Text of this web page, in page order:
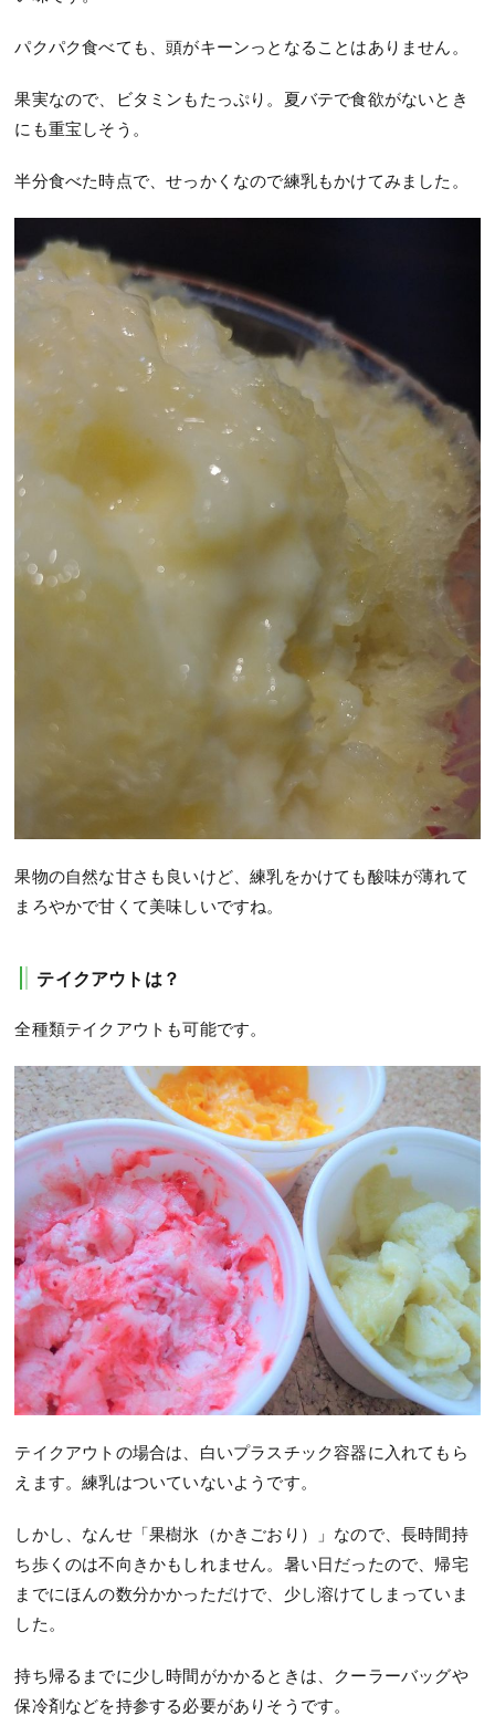
パクパク食べても、頭がキーンっとなることはありません。
果実なので、ビタミンもたっぷり。夏バテで食欲がないとき
にも重宝しそう。
半分食べた時点で、せっかくなので練乳もかけてみました。
果物の自然な甘さも良いけど、練乳をかけても酸味が薄れて
まろやかで甘くて美味しいですね。
テイクアウトは？
全種類テイクアウトも可能です。
テイクアウトの場合は、白いプラスチック容器に入れてもら
えます。練乳はついていないようです。
しかし、なんせ「果樹氷（かきごおり）」なので、長時間持
ち歩くのは不向きかもしれません。暑い日だったので、帰宅
までにほんの数分かかっただけで、少し溶けてしまっていま
した。
持ち帰るまでに少し時間がかかるときは、クーラーバッグや
保冷剤などを持参する必要がありそうです。